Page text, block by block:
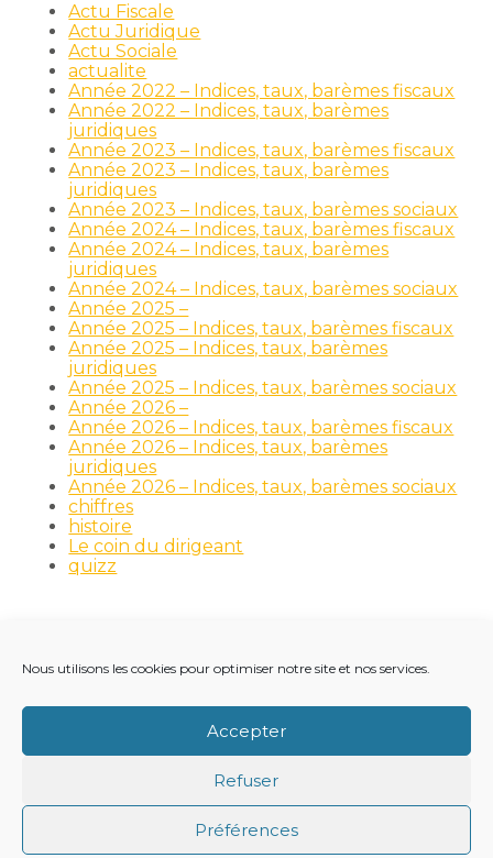
Nous utilisons les cookies pour optimiser notre site et nos services.
Accepter
Refuser
Préférences
Actu Fiscale
Actu Juridique
Actu Sociale
actualite
Année 2022 – Indices, taux, barèmes fiscaux
Année 2022 – Indices, taux, barèmes
juridiques
Année 2023 – Indices, taux, barèmes fiscaux
Année 2023 – Indices, taux, barèmes
juridiques
Année 2023 – Indices, taux, barèmes sociaux
Année 2024 – Indices, taux, barèmes fiscaux
Année 2024 – Indices, taux, barèmes
juridiques
Année 2024 – Indices, taux, barèmes sociaux
Année 2025 –
Année 2025 – Indices, taux, barèmes fiscaux
Année 2025 – Indices, taux, barèmes
juridiques
Année 2025 – Indices, taux, barèmes sociaux
Année 2026 –
Année 2026 – Indices, taux, barèmes fiscaux
Année 2026 – Indices, taux, barèmes
juridiques
Année 2026 – Indices, taux, barèmes sociaux
chiffres
histoire
Le coin du dirigeant
quizz
Principale
RECRUTEMENT
NOTRE ACTUALITÉ
VIE DU CABINET
CONTACT
MENTIONS LÉGALES